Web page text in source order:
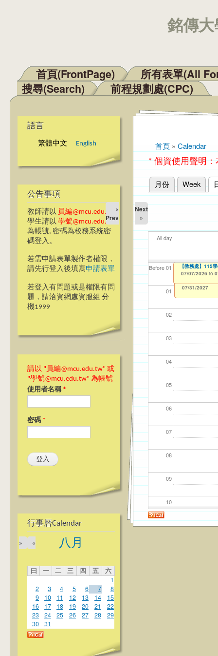
銘傳
主選單
首頁(FrontPage)
所有表單(All
搜尋(Search)
前程規劃處(CPC)
語言
繁體中文 English
公告事項
教師請以 員編@mcu.edu.tw
學生請以 學號@mcu.edu.tw
為帳號, 密碼為校務系統密
碼登入。
若需申請表單製作者權限，
請先行登入後填寫申請表單
若登入有問題或是權限有問
題，請洽資網處資服組 分
機1999
請以 "員編@mcu.edu.tw" 或
"學號@mcu.edu.tw" 為帳號
使用者名稱 *
密碼 *
行事曆Calendar
八月
«
»
曰 一 二 三 四 五
六
1
2
3 4 5 6 7
8
9
10 11 12 13 14
15
16
17 18 19 20 21
22
23
24 25 26 27 28
29
30
31
您在這裡
首頁 » Calendar
* 個資使用聲明
主要索引標籤
月份 Week
«
Prev
Next
»
All day
Before 01
01
02
03
04
05
06
07
08
09
10
11
【資網處】
整合系統～表單
12/31/2027
【財務處】工讀
11/12/2021 to
【財務處】漏打
錄
07/31/2027
114
04/
【學
07/
商品
11/
教務
11/
【教學暨學習資
06/23/2026 to
【教務處】115
07/07/2026 to